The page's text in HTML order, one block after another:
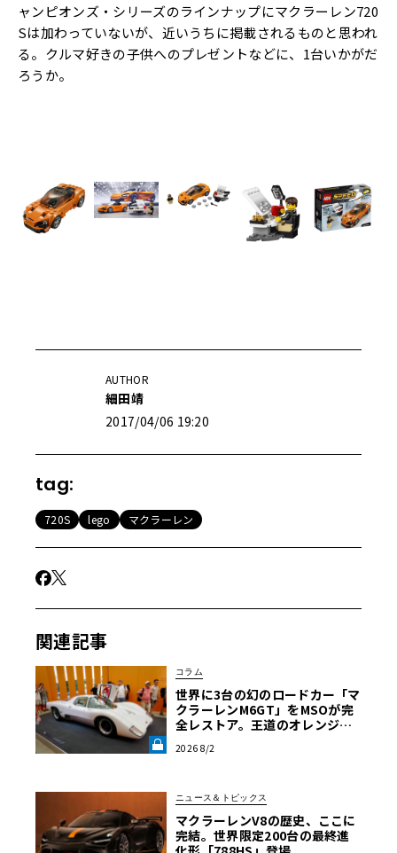
ャンピオンズ・シリーズのラインナップにマクラーレン720
Sは加わっていないが、近いうちに掲載されるものと思われ
る。クルマ好きの子供へのプレゼントなどに、1台いかがだ
ろうか。
AUTHOR
細田靖
2017/04/06 19:20
tag:
720S lego マクラーレン
関連記事
コラム
世界に3台の幻のロードカー「マ
クラーレンM6GT」をMSOが完
全レストア。王道のオレンジで
【グッドウッドFoS 2026】《LE
2026 8/2
ニュース＆トピックス
マクラーレンV8の歴史、ここに
完結。世界限定200台の最終進